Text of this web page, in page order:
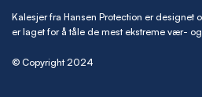
Kalesjer fra Hansen Protection er designet
er laget for å tåle de mest ekstreme vær-
© Copyright 2024